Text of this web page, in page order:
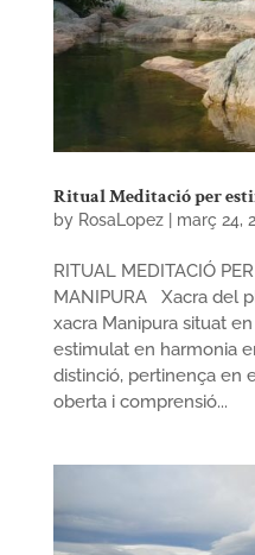
Ritual Meditació per
by RosaLopez| març 24,
RITUAL MEDITACIÓ
MANIPURA Xacra del
xacra Manipura situat
estimulat en harmonia
distinció, pertinença en
oberta i comprensió...